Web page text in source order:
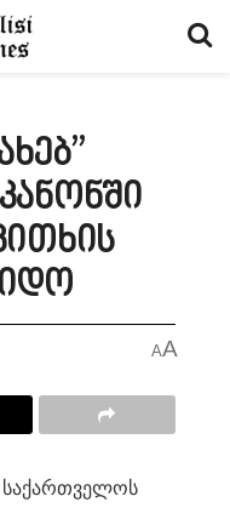
AA
საქართველოს